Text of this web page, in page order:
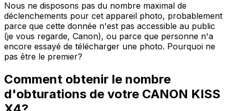
Nous ne disposons pas du nombre maximal de
déclenchements pour cet appareil photo, probablement
parce que cette donnée n'est pas accessible au public
(je vous regarde, Canon), ou parce que personne n'a
encore essayé de télécharger une photo. Pourquoi ne
pas être le premier?
Comment obtenir le nombre
d'obturations de votre CANON KISS